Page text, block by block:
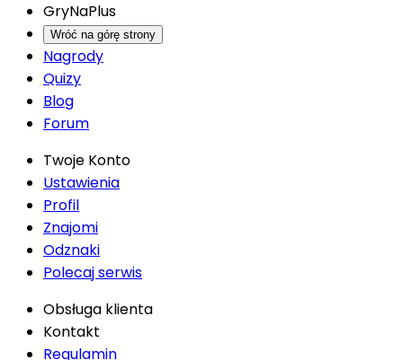
GryNaPlus
Wróć na górę strony
Nagrody
Quizy
Blog
Forum
Twoje Konto
Ustawienia
Profil
Znajomi
Odznaki
Polecaj serwis
Obsługa klienta
Kontakt
Regulamin